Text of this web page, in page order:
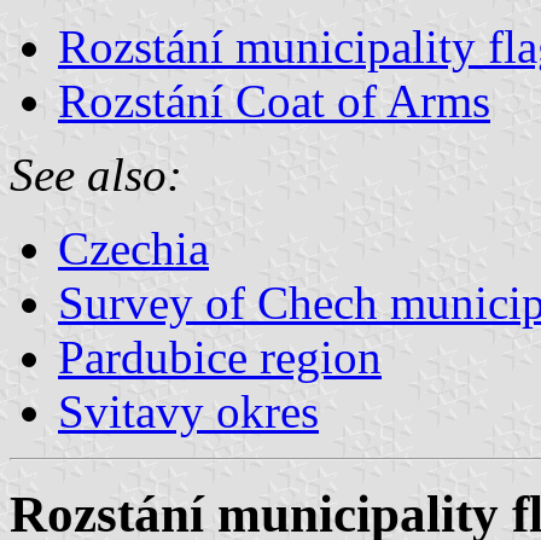
Rozstání municipality
Rozstání Coat of Arms
See also:
Czechia
Survey of Chech
Pardubice region
Svitavy okres
Rozstání municipality